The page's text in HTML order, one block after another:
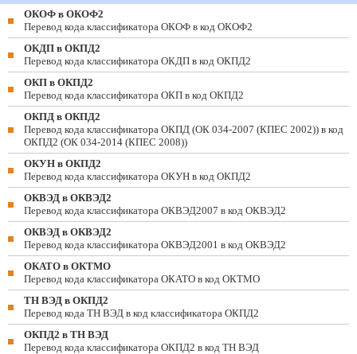
ОКОФ в ОКОФ2
Перевод кода классификатора ОКОФ в код ОКОФ2
ОКДП в ОКПД2
Перевод кода классификатора ОКДП в код ОКПД2
ОКП в ОКПД2
Перевод кода классификатора ОКП в код ОКПД2
ОКПД в ОКПД2
Перевод кода классификатора ОКПД (ОК 034-2007 (КПЕС 2002)) в код
ОКПД2 (ОК 034-2014 (КПЕС 2008))
ОКУН в ОКПД2
Перевод кода классификатора ОКУН в код ОКПД2
ОКВЭД в ОКВЭД2
Перевод кода классификатора ОКВЭД2007 в код ОКВЭД2
ОКВЭД в ОКВЭД2
Перевод кода классификатора ОКВЭД2001 в код ОКВЭД2
ОКАТО в ОКТМО
Перевод кода классификатора ОКАТО в код ОКТМО
ТН ВЭД в ОКПД2
Перевод кода ТН ВЭД в код классификатора ОКПД2
ОКПД2 в ТН ВЭД
Перевод кода классификатора ОКПД2 в код ТН ВЭД